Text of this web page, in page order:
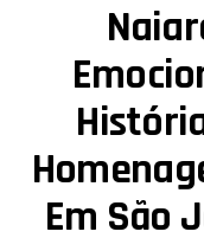
Em São